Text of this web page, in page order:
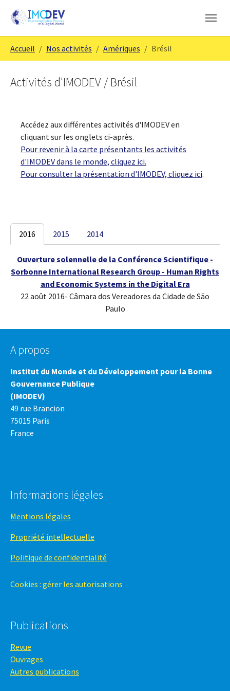
Accueil Nos activités Amériques Brésil
Activités d'IMODEV / Brésil
Accédez aux différentes activités d'IMODEV en
cliquant sur les onglets ci-après.
Pour revenir à la carte présentants les activités
d'IMODEV dans le monde, cliquez ici.
Pour consulter la présentation d'IMODEV, cliquez ici.
2016 2015 2014
Ouverture solennelle de la Conférence Scientifique -
Sorbonne International Research Group - Human Rights
and Economic Systems in the Digital Era
22 août 2016- Câmara dos Vereadores da Cidade de São
Paulo
A propos
Institut du Monde et du Développement pour la Bonne
Gouvernance Publique
(IMODEV)
49 rue Brancion
75015 Paris
France
Informations légales
Mentions légales
Propriété intellectuelle
Politique de confidentialité
Cookies : gérer les autorisations
Publications
Revue
Ouvrages
Autres publications